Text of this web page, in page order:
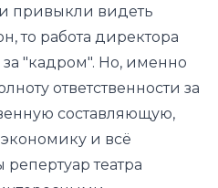
привыкли видеть
то работа директора
за "кадром". Но, именно
ответственности за
составляющую,
и всё
репертуар театра